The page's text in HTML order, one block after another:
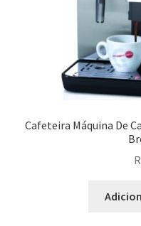
Cafeteira Máquina De